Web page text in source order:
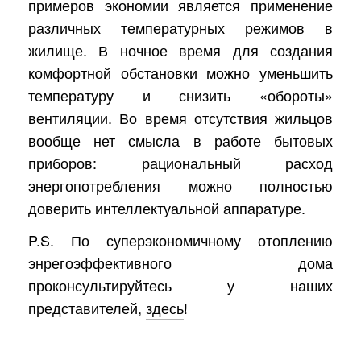
примеров экономии является применение
различных температурных режимов в
жилище. В ночное время для создания
комфортной обстановки можно уменьшить
температуру и снизить «обороты»
вентиляции. Во время отсутствия жильцов
вообще нет смысла в работе бытовых
приборов: рациональный расход
энергопотребления можно полностью
доверить интеллектуальной аппаратуре.
P.S. По суперэкономичному отоплению
энрегоэффективного дома
проконсультируйтесь у наших
представителей, здесь!